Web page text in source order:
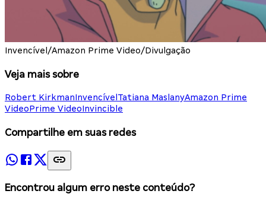
Invencível/Amazon Prime Video/Divulgação
Veja mais sobre
Robert KirkmanInvencível Tatiana MaslanyAmazon Prime
VideoPrime VideoInvincible
Compartilhe em suas redes
Encontrou algum erro neste conteúdo?